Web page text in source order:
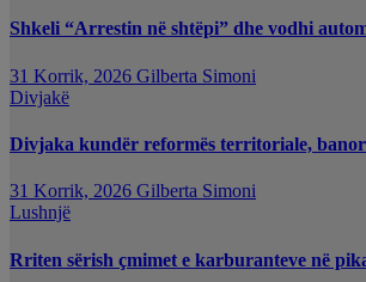
Shkeli “Arrestin në shtëpi” dhe vodhi
31 Korrik, 2026 Gilberta Simoni
Divjakë
Divjaka kundër reformës territoriale,
31 Korrik, 2026 Gilberta Simoni
Lushnjë
Rriten sërish çmimet e karburanteve në